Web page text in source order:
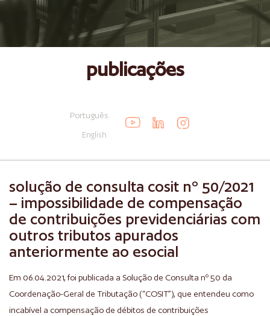
publicações
Português
English
solução de consulta cosit nº 50/2021
– impossibilidade de compensação
de contribuições previdenciárias com
outros tributos apurados
anteriormente ao esocial
Em 06.04.2021, foi publicada a Solução de Consulta nº 50 da
Coordenação-Geral de Tributação (“COSIT”), que entendeu como
incabível a compensação de débitos de contribuições